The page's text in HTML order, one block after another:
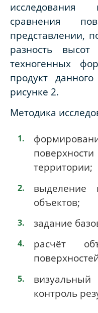
исследования
сравнения
представлении,
разность
техногенных
продукт
рисунке 2.
Методика
территории;
выделение
объектов;
задание
расчёт
контроль